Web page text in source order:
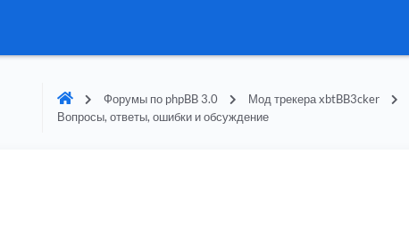
Форумы по phpBB 3.0
Мод трекера xbtBB3cker
Вопросы, ответы, ошибки и обсуждение